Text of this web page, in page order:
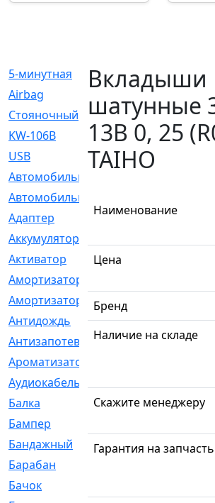
5-минутная
[1]
Airbag
[18]
Cтояночный
[1]
KW-106B
[0]
USB
[6]
Автомобильное
Автомобильный
Адаптер
[3]
Аккумулятор
Активатор
Амортизатор
Амортизаторы
Антидождь
[1]
Антизапотеватель
[1]
Ароматизатор
Аудиокабель
Балка
[58]
Бампер
Бандажный
[6]
Барабан
Бачок
Вкладыши
шатунные
13B 0, 25
TAIHO
Наименование
Цена
Бренд
Наличие на складе
Скажите менеджеру
Гарантия на запчасть